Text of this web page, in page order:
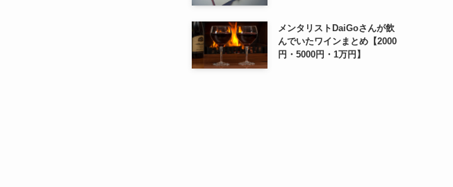
メンタリストDaiGoさんが飲
んでいたワインまとめ【2000
円・5000円・1万円】